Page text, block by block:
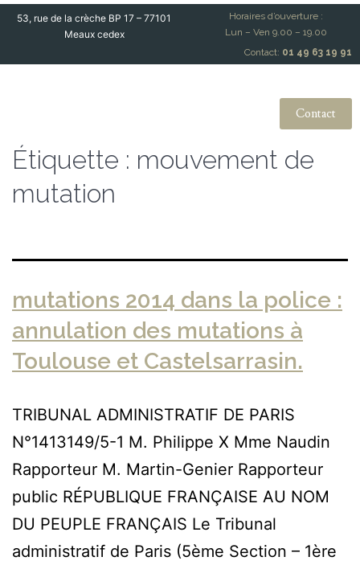
53, rue de la crèche BP 17 – 77101
Meaux cedex
Horaires d’ouverture :
Lun – Ven 9.00 – 19.00
Contact: 01 49 63 19 91
Contact
Étiquette : mouvement de
mutation
mutations 2014 dans la police :
annulation des mutations à
Toulouse et Castelsarrasin.
TRIBUNAL ADMINISTRATIF DE PARIS
N°1413149/5-1 M. Philippe X Mme Naudin
Rapporteur M. Martin-Genier Rapporteur
public RÉPUBLIQUE FRANÇAISE AU NOM
DU PEUPLE FRANÇAIS Le Tribunal
administratif de Paris (5ème Section – 1ère